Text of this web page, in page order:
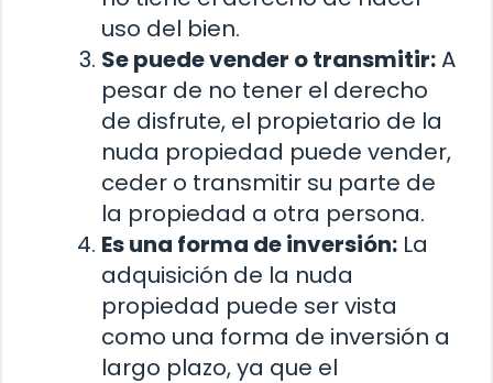
uso del bien.
Se puede vender o transmitir:A
pesar de no tener el derecho
de disfrute, el propietario de la
nuda propiedad puede vender,
ceder o transmitir su parte de
la propiedad a otra persona.
Es una forma de inversión: La
adquisición de la nuda
propiedad puede ser vista
como una forma de inversión a
largo plazo, ya que el